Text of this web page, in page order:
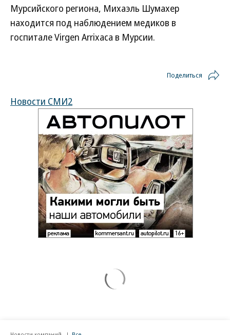
Мурсийского региона, Михаэль Шумахер
находится под наблюдением медиков в
госпитале Virgen Arrixaca в Мурсии.
Поделиться
Новости СМИ2